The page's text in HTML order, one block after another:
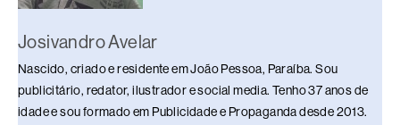
Josivandro Avelar
Nascido, criado e residente em João Pessoa, Paraíba. Sou
publicitário, redator, ilustrador e social media. Tenho 37 anos de
idade e sou formado em Publicidade e Propaganda desde 2013.